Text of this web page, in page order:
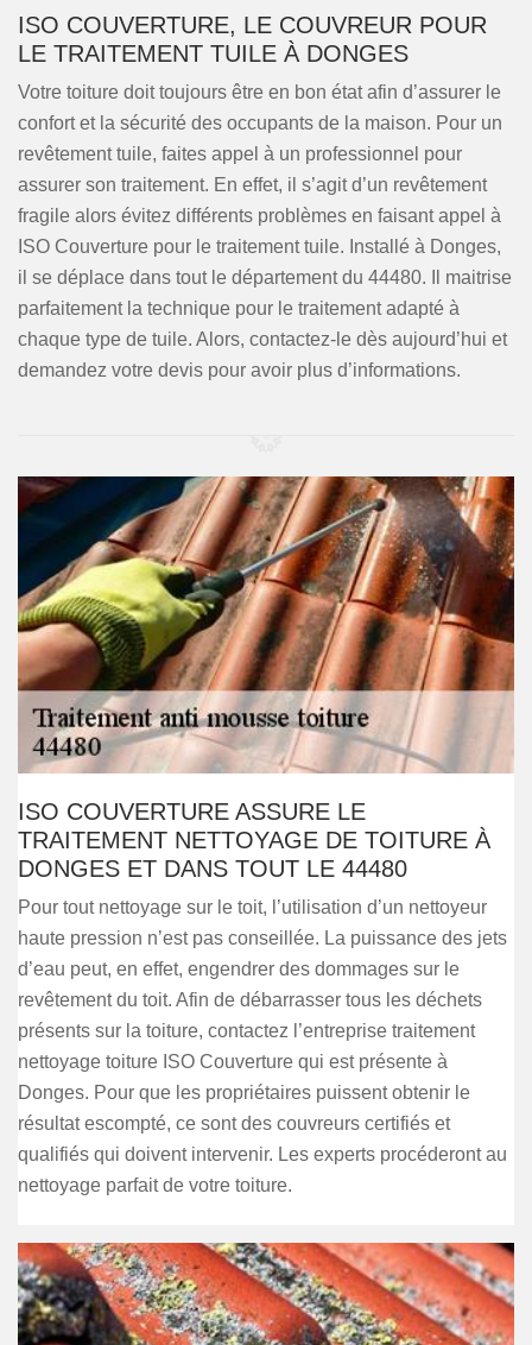
ISO COUVERTURE, LE COUVREUR POUR
LE TRAITEMENT TUILE À DONGES
Votre toiture doit toujours être en bon état afin d’assurer le
confort et la sécurité des occupants de la maison. Pour un
revêtement tuile, faites appel à un professionnel pour
assurer son traitement. En effet, il s’agit d’un revêtement
fragile alors évitez différents problèmes en faisant appel à
ISO Couverture pour le traitement tuile. Installé à Donges,
il se déplace dans tout le département du 44480. Il maitrise
parfaitement la technique pour le traitement adapté à
chaque type de tuile. Alors, contactez-le dès aujourd’hui et
demandez votre devis pour avoir plus d’informations.
ISO COUVERTURE ASSURE LE
TRAITEMENT NETTOYAGE DE TOITURE À
DONGES ET DANS TOUT LE 44480
Pour tout nettoyage sur le toit, l’utilisation d’un nettoyeur
haute pression n’est pas conseillée. La puissance des jets
d’eau peut, en effet, engendrer des dommages sur le
revêtement du toit. Afin de débarrasser tous les déchets
présents sur la toiture, contactez l’entreprise traitement
nettoyage toiture ISO Couverture qui est présente à
Donges. Pour que les propriétaires puissent obtenir le
résultat escompté, ce sont des couvreurs certifiés et
qualifiés qui doivent intervenir. Les experts procéderont au
nettoyage parfait de votre toiture.